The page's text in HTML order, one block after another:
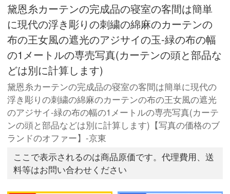
黛恩糸カーテンの完成品の寝室の客間は簡単
に現代の浮き彫りの刺繍の綿麻のカーテンの
布の王女風の遮光のアジサイの玉-緑の布の幅
の1メートルの専売写真(カーテンの頭と部品な
どは別に計算します)
黛恩糸カーテンの完成品の寝室の客間は簡単に現代の
浮き彫りの刺繍の綿麻のカーテンの布の王女風の遮光
のアジサイ-緑の布の幅の1メートルの専売写真(カーテ
ンの頭と部品などは別に計算します)【写真の価格のブ
ランドのオファー】-京東
ここで表示されるのは商品原価です。代理費用、送
料等はお問い合わせください